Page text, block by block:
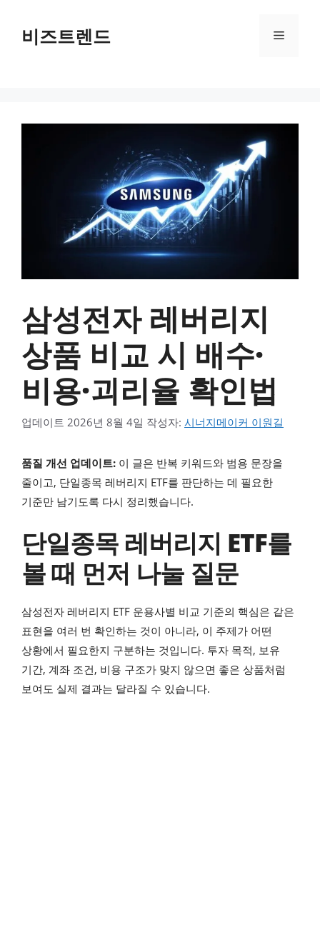
건너뛰기비즈트렌드 메뉴
삼성전자 레버리지
상품 비교 시 배수·
비용·괴리율 확인법
업데이트 2026년 8월 4일 작성자: 시너지메이커 이원길
품질 개선 업데이트: 이 글은 반복 키워드와 범용 문장을
줄이고, 단일종목 레버리지 ETF를 판단하는 데 필요한
기준만 남기도록 다시 정리했습니다.
단일종목 레버리지 ETF를
볼 때 먼저 나눌 질문
삼성전자 레버리지 ETF 운용사별 비교 기준의 핵심은 같은
표현을 여러 번 확인하는 것이 아니라, 이 주제가 어떤
상황에서 필요한지 구분하는 것입니다. 투자 목적, 보유
기간, 계좌 조건, 비용 구조가 맞지 않으면 좋은 상품처럼
보여도 실제 결과는 달라질 수 있습니다.